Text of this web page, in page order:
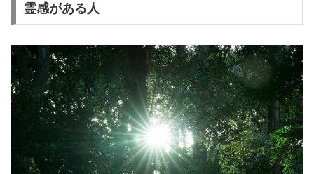
霊感がある人